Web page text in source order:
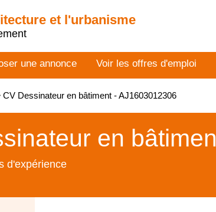
et l'urbanisme
une annonce Voir les offres d'emploi
CV Dessinateur en bâtiment - AJ1603012306
en
d'expérience